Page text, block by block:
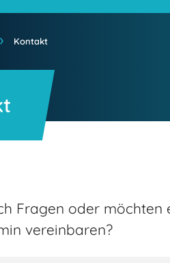
Kontakt
Fragen oder möchten
vereinbaren?